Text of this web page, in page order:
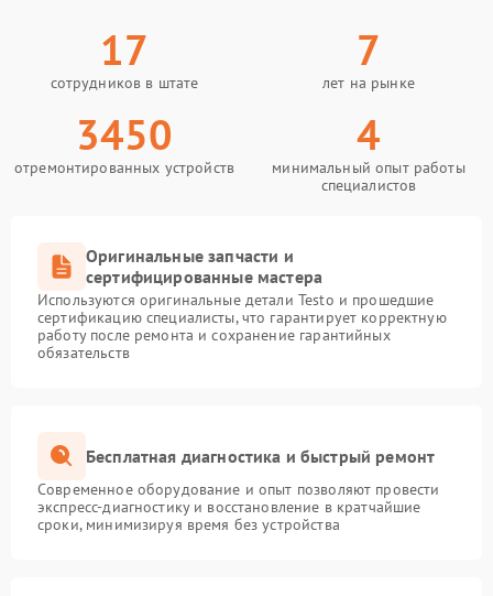
17
сотрудников в штате
7
лет на рынке
3450
отремонтированных устройств
4
минимальный опыт работы
специалистов
Оригинальные запчасти и
сертифицированные мастера
Используются оригинальные детали Testo и прошедшие
сертификацию специалисты, что гарантирует корректную
работу после ремонта и сохранение гарантийных
обязательств
Бесплатная диагностика и быстрый ремонт
Современное оборудование и опыт позволяют провести
экспресс-диагностику и восстановление в кратчайшие
сроки, минимизируя время без устройства